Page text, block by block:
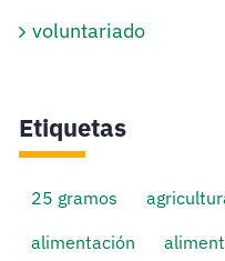
voluntariado
Etiquetas
25 gramos
alimentación